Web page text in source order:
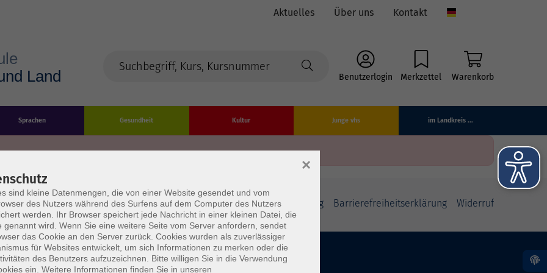
Aktuelles Über uns Kontakt
Benutzerlogin Merkzettel Warenkorb
Sprachen Gesundheit Kultur Junge vhs im Landkreis ...
Impressum Datenschutzerklärung AGB/Widerrufsbelehrung Barrierefreiheitserklärung Widerruf
sind kleine Datenmengen, die von einer Website gesendet und vom
des Nutzers während des Surfens auf dem Computer des Nutzers
werden. Ihr Browser speichert jede Nachricht in einer kleinen Datei, die
genannt wird. Wenn Sie eine weitere Seite vom Server anfordern, sendet
das Cookie an den Server zurück. Cookies wurden als zuverlässiger
für Websites entwickelt, um sich Informationen zu merken oder die
des Benutzers aufzuzeichnen. Bitte willigen Sie in die Verwendung
ein. Weitere Informationen finden Sie in unseren
×